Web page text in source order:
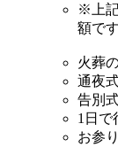
※ 上
額です
火葬
通夜
告別
1日で
お参